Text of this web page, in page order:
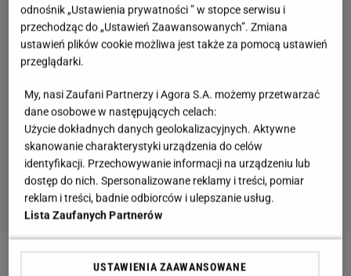
Zobacz wideoPomidorowa zapiekanka z zupek
odnośnik „Ustawienia prywatności ” w stopce serwisu i
przechodząc do „Ustawień Zaawansowanych”. Zmiana
ustawień plików cookie możliwa jest także za pomocą ustawień
przeglądarki.
My, nasi Zaufani Partnerzy i Agora S.A. możemy przetwarzać
dane osobowe w następujących celach:
Użycie dokładnych danych geolokalizacyjnych. Aktywne
skanowanie charakterystyki urządzenia do celów
identyfikacji. Przechowywanie informacji na urządzeniu lub
dostęp do nich. Spersonalizowane reklamy i treści, pomiar
reklam i treści, badnie odbiorców i ulepszanie usług.
Lista Zaufanych Partnerów
USTAWIENIA ZAAWANSOWANE